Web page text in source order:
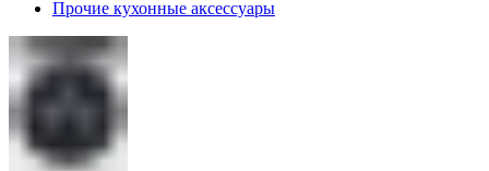
Прочие кухонные аксессуары